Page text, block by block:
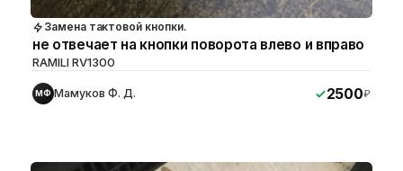
Замена тактовой кнопки.
не отвечает на кнопки поворота влево и вправо
RAMILI RV1300
МФ Мамуков Ф. Д. 2500₽